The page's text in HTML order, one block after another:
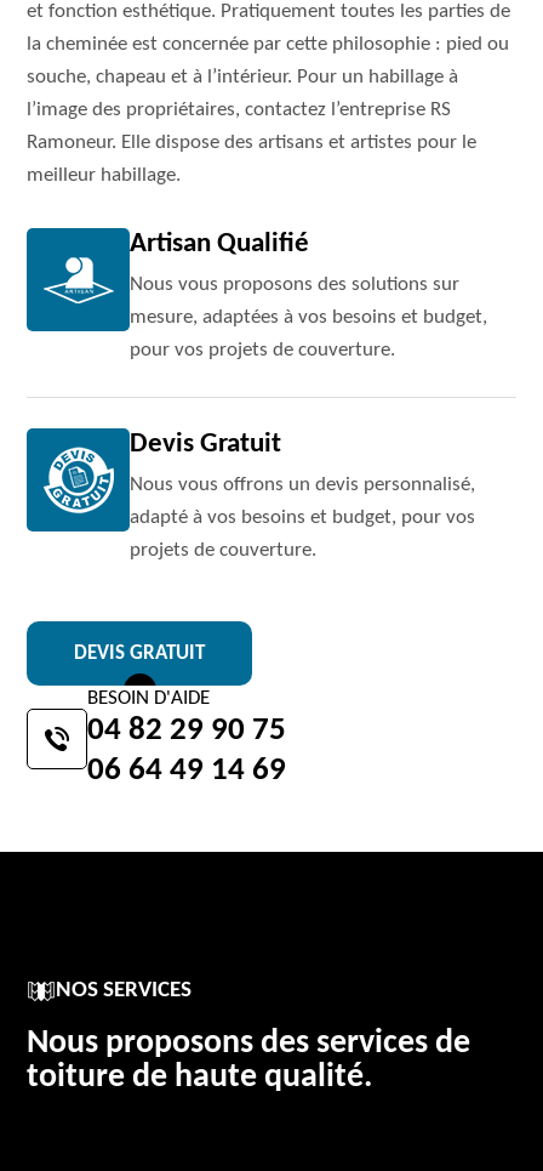
et fonction esthétique. Pratiquement toutes les parties de
la cheminée est concernée par cette philosophie : pied ou
souche, chapeau et à l’intérieur. Pour un habillage à
l’image des propriétaires, contactez l’entreprise RS
Ramoneur. Elle dispose des artisans et artistes pour le
meilleur habillage.
Artisan Qualifié
Nous vous proposons des solutions sur
mesure, adaptées à vos besoins et budget,
pour vos projets de couverture.
Devis Gratuit
Nous vous offrons un devis personnalisé,
adapté à vos besoins et budget, pour vos
projets de couverture.
DEVIS GRATUIT
BESOIN D'AIDE
04 82 29 90 75
06 64 49 14 69
NOS SERVICES
Nous proposons des services de
toiture de haute qualité.